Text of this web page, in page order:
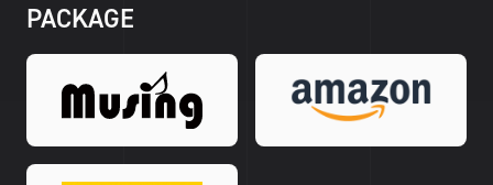
PACKAGE